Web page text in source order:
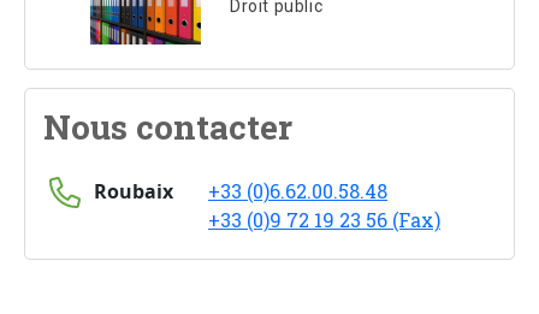
Droit public
Nous contacter
Roubaix
+33 (0)6.62.00.58.48
+33 (0)9 72 19 23 56 (Fax)